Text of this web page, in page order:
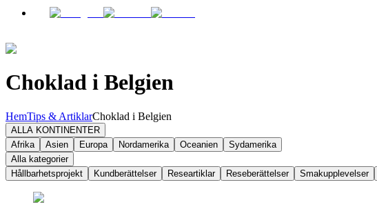
Choklad i Belgien
HemTips & ArtiklarChoklad i Belgien
ALLA KONTINENTER
Afrika
Asien Europa Nordamerika Oceanien
Sydamerika
Alla kategorier
Hållbarhetsprojekt
Kundberättelser Researtiklar Reseberättelser Smakupplevelser